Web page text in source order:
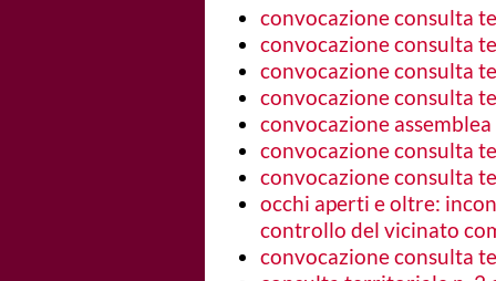
convocazione consulta
convocazione consulta
convocazione consulta
convocazione consulta
convocazione
convocazione consulta
convocazione consulta
occhi aperti e oltre:
controllo del vicinato
convocazione consulta